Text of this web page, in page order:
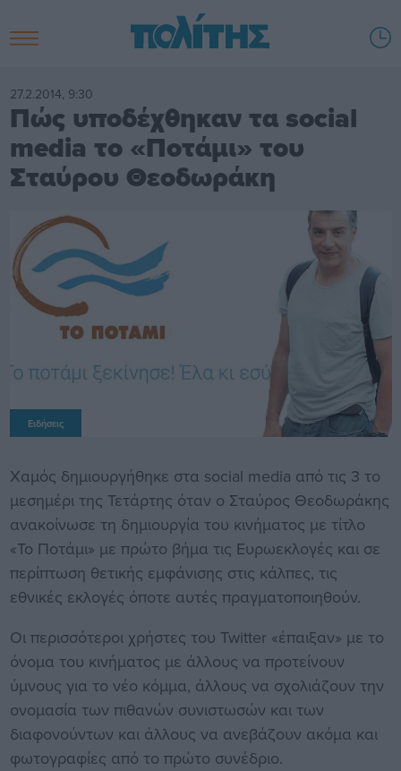
27.2.2014, 9:30
Πώς υποδέχθηκαν τα social
media το «Ποτάμι» του
Σταύρου Θεοδωράκη
Ειδήσεις
Χαμός δημιουργήθηκε στα social media από τις 3 το
μεσημέρι της Τετάρτης όταν ο Σταύρος Θεοδωράκης
ανακοίνωσε τη δημιουργία του κινήματος με τίτλο
«Το Ποτάμι» με πρώτο βήμα τις Ευρωεκλογές και σε
περίπτωση θετικής εμφάνισης στις κάλπες, τις
εθνικές εκλογές όποτε αυτές πραγματοποιηθούν.
Οι περισσότεροι χρήστες του Twitter «έπαιξαν» με το
όνομα του κινήματος με άλλους να προτείνουν
ύμνους για το νέο κόμμα, άλλους να σχολιάζουν την
ονομασία των πιθανών συνιστωσών και των
διαφονούντων και άλλους να ανεβάζουν ακόμα και
φωτογραφίες από το πρώτο συνέδριο.